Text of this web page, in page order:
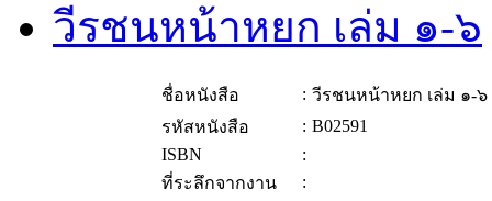
วีรชนหน้าหยก เล่ม ๑-๖
ชื่อหนังสือ : วีรชนหน้าหยก เล่ม ๑-๖
รหัสหนังสือ
: B02591
ISBN
:
ที่ระลึกจากงาน
: